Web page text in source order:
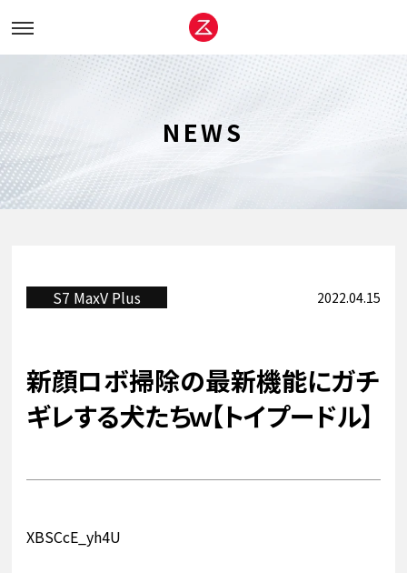
製品情報
スペシャルコンテンツ
お問い合わせ
オンラインストア
NEWS
S7 MaxV Plus 2022.04.15
新顔ロボ掃除の最新機能にガチ
ギレする犬たちｗ【トイプードル】
XBSCcE_yh4U